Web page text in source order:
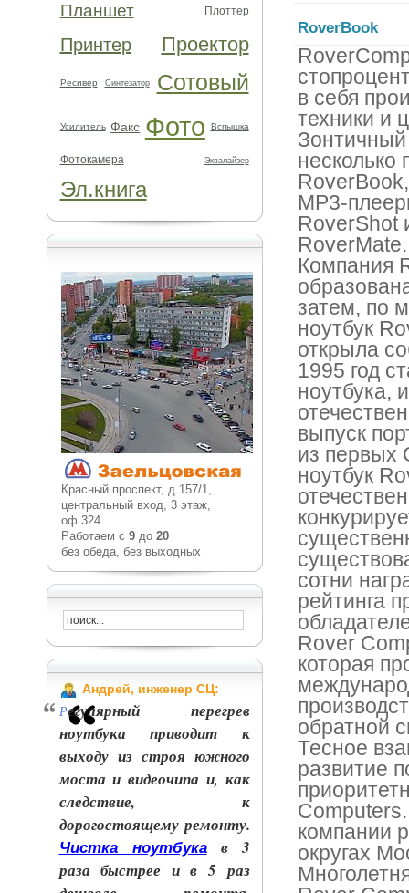
Планшет Плоттер
Принтер Проектор
Ресивер Синтезатор Сотовый
Усилитель Факс Фото Вспышка
Фотокамера Эквалайзер
Эл.книга
Красный проспект, д.157/1,
центральный вход, 3 этаж,
оф.324
Работаем с 9до 20
без обеда, без выходных
Андрей, инженер СЦ:
Регулярный перегрев
ноутбука приводит к
выходу из строя южного
моста и видеочипа и, как
следствие, к
дорогостоящему ремонту.
Чистка ноутбукав 3
раза быстрее и в 5 раз
RoverBook
в себя
техники и
несколько
MP3-
RoverShot
RoverMate.
Компания
затем, по
ноутбук
открыла
1995 год
ноутбука,
выпуск
из первых
ноутбук
сотни
рейтинга
Rover
которая
обратной
Тесное
развитие
компании
округах